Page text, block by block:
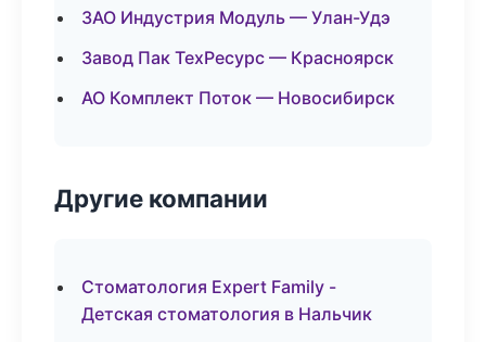
ЗАО Индустрия Модуль — Улан-Удэ
Завод Пак ТехРесурс — Красноярск
АО Комплект Поток — Новосибирск
Другие компании
Стоматология Expert Family -
Детская стоматология в Нальчик